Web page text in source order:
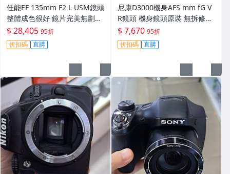
佳能EF 135mm F2 L USM鏡頭
整體成色很好 鏡片完美無劃痕
功能一切正常 無拆修無-3430
$ 28,405 95折
折扣碼 直購
尼康D3000機身AFS mm fG V
R鏡頭 機身鏡頭原裝 無拆修無
翻新 有輕微使用痕跡 鏡頭-34
30
$ 7,670 95折
折扣碼 直購